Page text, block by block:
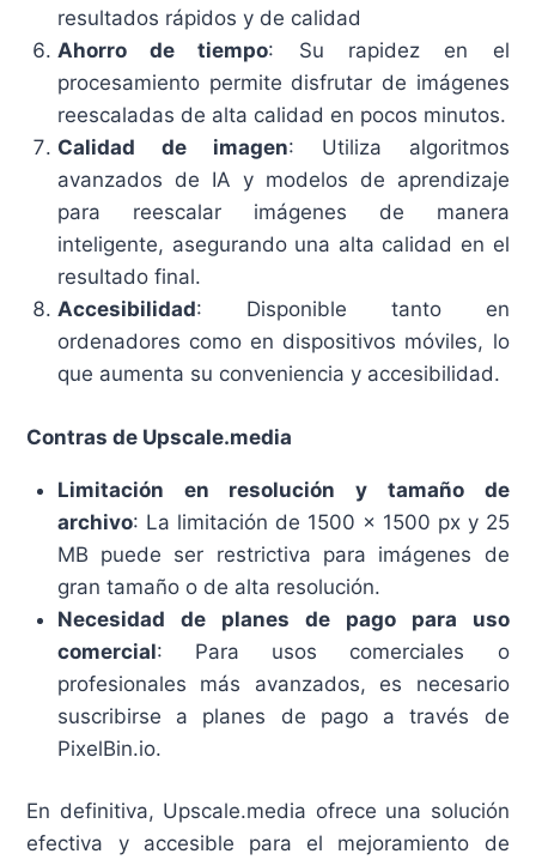
resultados rápidos y de calidad
Ahorro de tiempo: Su rapidez en el
procesamiento permite disfrutar de imágenes
reescaladas de alta calidad en pocos minutos.
Calidad de imagen: Utiliza algoritmos
avanzados de IA y modelos de aprendizaje
para reescalar imágenes de manera
inteligente, asegurando una alta calidad en el
resultado final.
Accesibilidad: Disponible tanto en
ordenadores como en dispositivos móviles, lo
que aumenta su conveniencia y accesibilidad.
Contras de Upscale.media
Limitación en resolución y tamaño de
archivo: La limitación de 1500 x 1500 px y 25
MB puede ser restrictiva para imágenes de
gran tamaño o de alta resolución.
Necesidad de planes de pago para uso
comercial: Para usos comerciales o
profesionales más avanzados, es necesario
suscribirse a planes de pago a través de
PixelBin.io.
En definitiva, Upscale.media ofrece una solución
efectiva y accesible para el mejoramiento de